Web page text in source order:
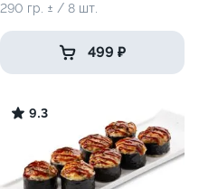
290 гр. ± / 8 шт.
499 ₽
9.3